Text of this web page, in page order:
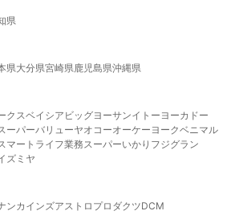
県
県大分県宮崎県鹿児島県沖縄県
クスベイシア ビッグヨーサンイトーヨーカドー
ーパーバリューヤオコーオーケー ヨークベニマル
マート ライフ業務スーパーいかり フジグラン
ズミヤ
ンカインズアストロプロダクツDCM